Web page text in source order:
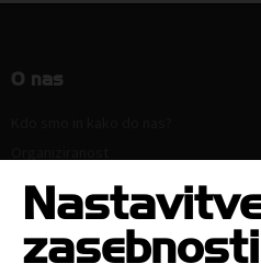
O nas
Strokovne komisije in sekcije
Poslanstvo, vrednote, vizija
Principi in področja delovanja
Nastavitve
zasebnosti